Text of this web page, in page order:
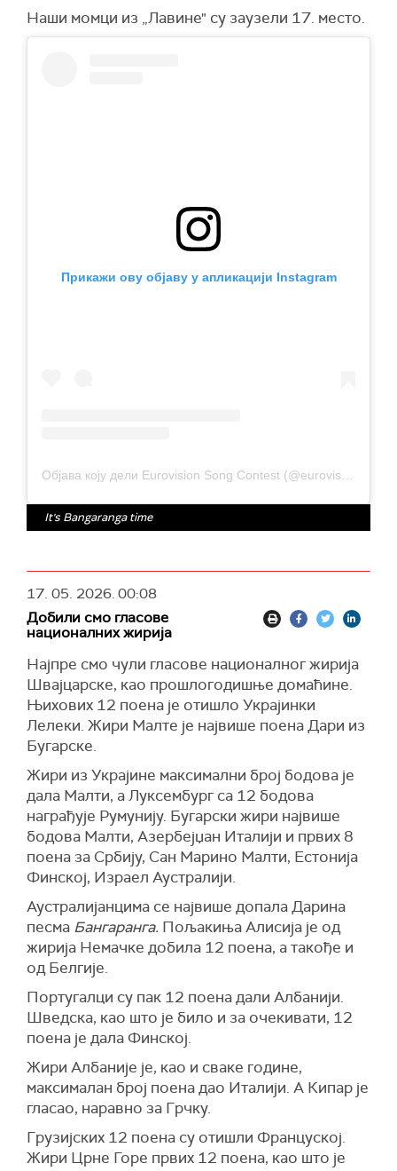
Наши момци из „Лавине" су заузели 17. место.
Прикажи ову објаву у апликацији Instagram
It's Bangaranga time
17. 05. 2026.00:08
Добили смо гласове
националних жирија
Најпре смо чули гласове националног жирија
Швајцарске, као прошлогодишње домаћине.
Њихових 12 поена је отишло Украјинки
Лелеки. Жири Малте је највише поена Дари из
Бугарске.
Жири из Украјине максимални број бодова је
дала Малти, а Луксембург са 12 бодова
награђује Румунију. Бугарски жири највише
бодова Малти, Азербејџан Италији и првих 8
поена за Србију, Сан Марино Малти, Естонија
Финској, Израел Аустралији.
Аустралијанцима се највише допала Дарина
песма Бангаранга. ПољакињаАлисија је од
жирија Немачке добила 12 поена, а такође и
од Белгије.
Португалци су пак 12 поена дали Албанији.
Шведска, као што је било и за очекивати, 12
поена је дала Финској.
Жири Албаније је, као и сваке године,
максималан број поена дао Италији. А Кипар је
гласао, наравно за Грчку.
Грузијских 12 поена су отишли Француској.
Жири Црне Горе првих 12 поена, као што је